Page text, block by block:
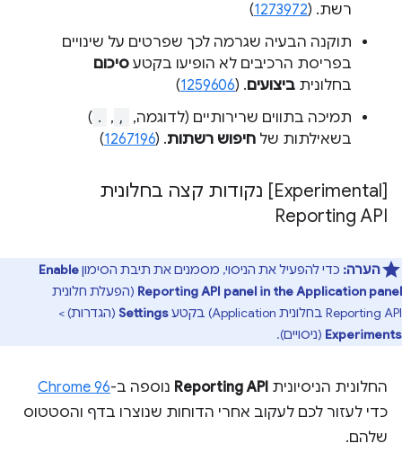
רשת. (1273972
)
תוקנה הבעיה שגרמה לכך שפרטים על שינויים
בפריסת הרכיבים לא הופיעו בקטע סיכום
בחלונית ביצועים. (
1259606
)
תמיכה בתווים שרירותיים (לדוגמה,
,
,
.
)
בשאילתות של חיפוש רשתות. (
1267196
)
‫[Experimental] נקודות קצה בחלונית
Reporting API
הערה: כדי להפעיל את הניסוי, מסמנים את תיבת הסימוןEnable
Reporting API panel in the Application panel (הפעלת חלונית
Reporting API בחלונית Application) בקטע
Settings (הגדרות) >
Experiments (ניסויים).
החלונית הניסיונית Reporting API נוספה ב-Chrome 96
כדי לעזור לכם לעקוב אחרי הדוחות שנוצרו בדף והסטטוס
שלהם.